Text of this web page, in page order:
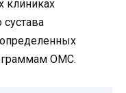
клиниках
сустава
определенных
ОМС.